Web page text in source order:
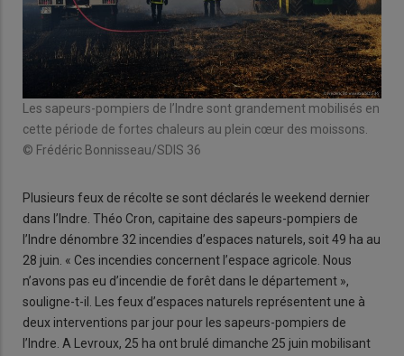
Les sapeurs-pompiers de l’Indre sont grandement mobilisés en
cette période de fortes chaleurs au plein cœur des moissons.
© Frédéric Bonnisseau/SDIS 36
Plusieurs feux de récolte se sont déclarés le weekend dernier
dans l’Indre. Théo Cron, capitaine des sapeurs-pompiers de
l’Indre dénombre 32 incendies d’espaces naturels, soit 49 ha au
28 juin. « Ces incendies concernent l’espace agricole. Nous
n’avons pas eu d’incendie de forêt dans le département »,
souligne-t-il. Les feux d’espaces naturels représentent une à
deux interventions par jour pour les sapeurs-pompiers de
l’Indre. A Levroux, 25 ha ont brulé dimanche 25 juin mobilisant